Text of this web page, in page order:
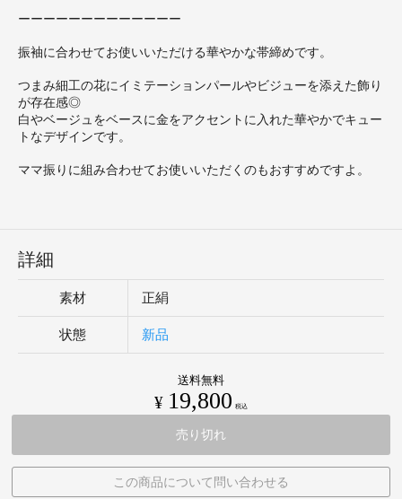
ーーーーーーーーーーーーー
振袖に合わせてお使いいただける華やかな帯締めです。
つまみ細工の花にイミテーションパールやビジューを添えた飾り
が存在感◎
白やベージュをベースに金をアクセントに入れた華やかでキュー
トなデザインです。
ママ振りに組み合わせてお使いいただくのもおすすめですよ。
詳細
素材 正絹
状態 新品
送料無料
¥ 19,800 税込
売り切れ
この商品について問い合わせる